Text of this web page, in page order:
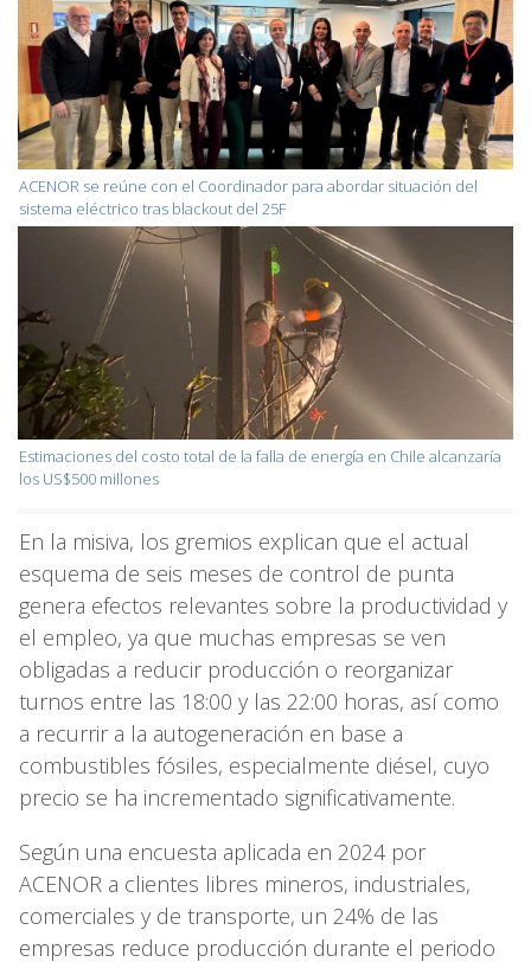
ACENOR se reúne con el Coordinador para abordar situación del
sistema eléctrico tras blackout del 25F
Estimaciones del costo total de la falla de energía en Chile alcanzaría
los US$500 millones
En la misiva, los gremios explican que el actual
esquema de seis meses de control de punta
genera efectos relevantes sobre la productividad y
el empleo, ya que muchas empresas se ven
obligadas a reducir producción o reorganizar
turnos entre las 18:00 y las 22:00 horas, así como
a recurrir a la autogeneración en base a
combustibles fósiles, especialmente diésel, cuyo
precio se ha incrementado significativamente.
Según una encuesta aplicada en 2024 por
ACENOR a clientes libres mineros, industriales,
comerciales y de transporte, un 24% de las
empresas reduce producción durante el periodo